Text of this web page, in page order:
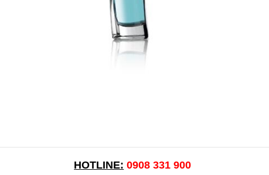
HOTLINE: 0908 331 900